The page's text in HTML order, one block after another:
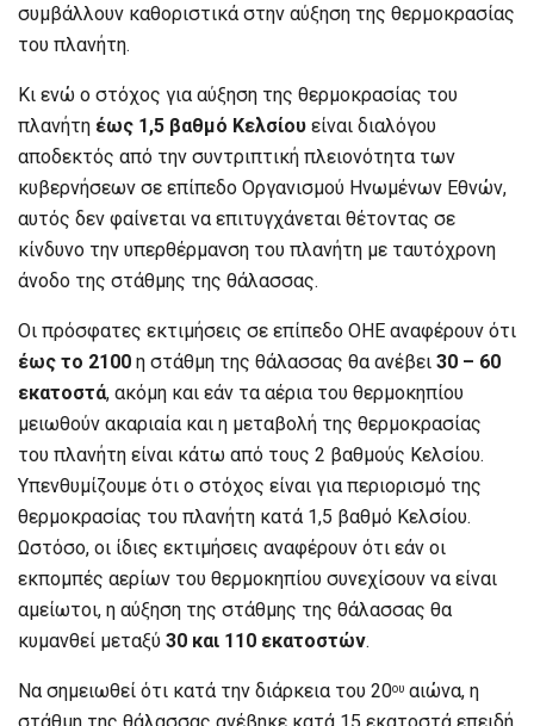
συμβάλλουν καθοριστικά στην αύξηση της θερμοκρασίας
του πλανήτη.
Κι ενώ ο στόχος για αύξηση της θερμοκρασίας του
πλανήτη έως 1,5 βαθμό Κελσίου είναι διαλόγου
αποδεκτός από την συντριπτική πλειονότητα των
κυβερνήσεων σε επίπεδο Οργανισμού Ηνωμένων Εθνών,
αυτός δεν φαίνεται να επιτυγχάνεται θέτοντας σε
κίνδυνο την υπερθέρμανση του πλανήτη με ταυτόχρονη
άνοδο της στάθμης της θάλασσας.
Οι πρόσφατες εκτιμήσεις σε επίπεδο ΟΗΕ αναφέρουν ότι
έως το 2100 η στάθμη της θάλασσας θα ανέβει 30 – 60
εκατοστά, ακόμη και εάν τα αέρια του θερμοκηπίου
μειωθούν ακαριαία και η μεταβολή της θερμοκρασίας
του πλανήτη είναι κάτω από τους 2 βαθμούς Κελσίου.
Υπενθυμίζουμε ότι ο στόχος είναι για περιορισμό της
θερμοκρασίας του πλανήτη κατά 1,5 βαθμό Κελσίου.
Ωστόσο, οι ίδιες εκτιμήσεις αναφέρουν ότι εάν οι
εκπομπές αερίων του θερμοκηπίου συνεχίσουν να είναι
αμείωτοι, η αύξηση της στάθμης της θάλασσας θα
κυμανθεί μεταξύ 30 και 110 εκατοστών.
Να σημειωθεί ότι κατά την διάρκεια του 20ου αιώνα, η
στάθμη της θάλασσας ανέβηκε κατά 15 εκατοστά επειδή